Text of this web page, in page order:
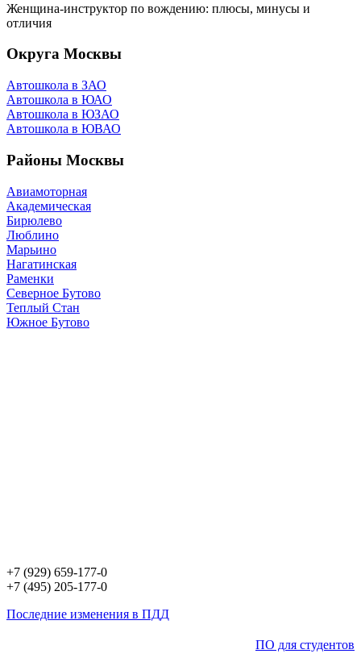
Женщина-инструктор по вождению: плюсы, минусы и
отличия
Округа Москвы
Автошкола в ЗАО
Автошкола в ЮАО
Автошкола в ЮЗАО
Автошкола в ЮВАО
Районы Москвы
Авиамоторная
Академическая
Бирюлево
Люблино
Марьино
Нагатинская
Раменки
Северное Бутово
Теплый Стан
Южное Бутово
+7 (929) 659-177-0
+7 (495) 205-177-0
Последние изменения в ПДД
ПО для студентов